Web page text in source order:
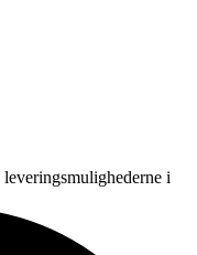
i